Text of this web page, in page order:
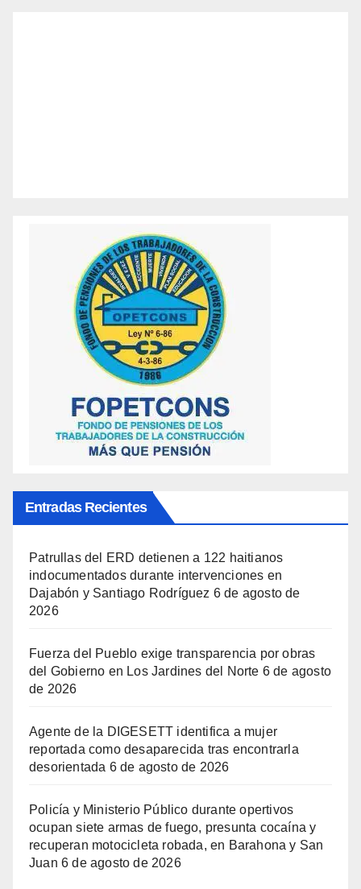
Entradas Recientes
Patrullas del ERD detienen a 122 haitianos
indocumentados durante intervenciones en
Dajabón y Santiago Rodríguez 6 de agosto de
2026
Fuerza del Pueblo exige transparencia por obras
del Gobierno en Los Jardines del Norte 6 de agosto
de 2026
Agente de la DIGESETT identifica a mujer
reportada como desaparecida tras encontrarla
desorientada 6 de agosto de 2026
Policía y Ministerio Público durante opertivos
ocupan siete armas de fuego, presunta cocaína y
recuperan motocicleta robada, en Barahona y San
Juan 6 de agosto de 2026